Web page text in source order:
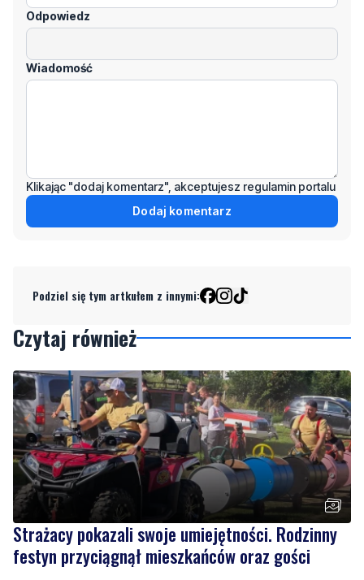
Wiadomość
Strażacy pokazali swoje umiejętności. Rodzinny
festyn przyciągnął mieszkańców oraz gości